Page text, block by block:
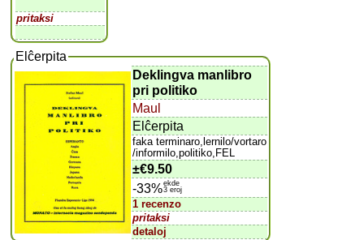
pritaksi
Elĉerpita
Deklingva manlibro
pri politiko
Maul
Elĉerpita
faka terminaro,lernilo/vortaro
/informilo,politiko,FEL
±€9.50
-33%ekde
3 eroj
1 recenzo
pritaksi
detaloj